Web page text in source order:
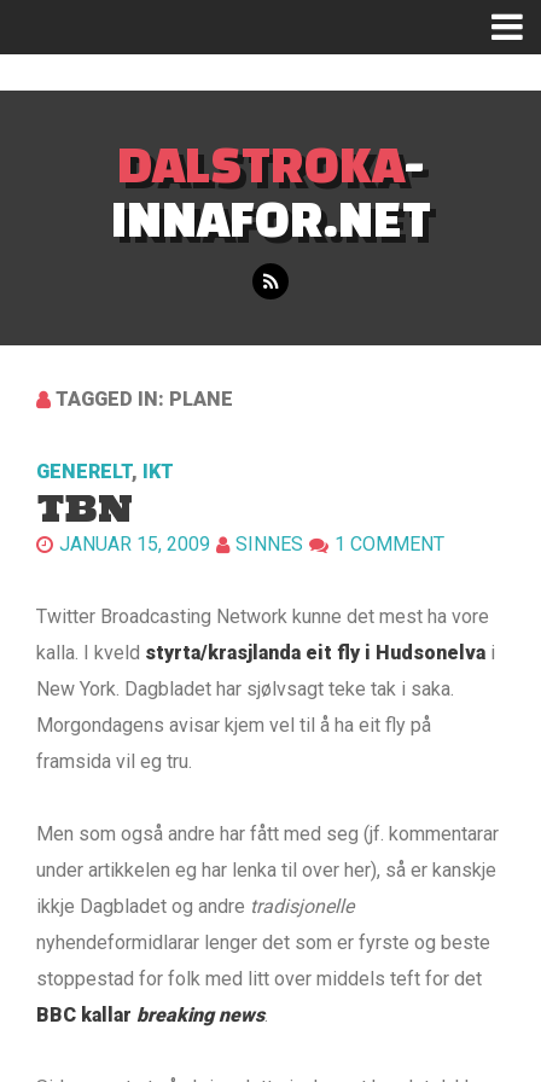
DALSTROKA-
INNAFOR.NET
TAGGED IN: PLANE
GENERELT, IKT
TBN
JANUAR 15, 2009 SINNES 1 COMMENT
Twitter Broadcasting Network kunne det mest ha vore
kalla. I kveld styrta/krasjlanda eit fly i Hudsonelva i
New York. Dagbladet har sjølvsagt teke tak i saka.
Morgondagens avisar kjem vel til å ha eit fly på
framsida vil eg tru.
Men som også andre har fått med seg (jf. kommentarar
under artikkelen eg har lenka til over her), så er kanskje
ikkje Dagbladet og andre tradisjonelle
nyhendeformidlarar lenger det som er fyrste og beste
stoppestad for folk med litt over middels teft for det
BBC kallar breaking news.